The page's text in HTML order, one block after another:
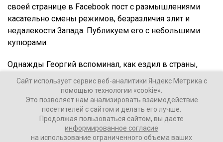
своей странице в Facebook пост с размышлениями
касательно смены режимов, безразличия элит и
недалекости Запада. Публикуем его с небольшими
купюрами:
Однажды Георгий вспоминал, как ездил в страны,
находящиеся под жёсткими санкциями Запада. Вот ему
прямо забавно, что такие санкции вводятся с
формулировкой «смены режима». Как скоро
выясняется, режим хуже не живёт. Его лидеры в чём-
либо проблем не испытывают и покупают предметы
роскоши или деликатесы контрабандой, какСаддам
Сайт использует сервис веб-аналитики Яндекс Метрика с
помощью технологии «cookie».
Это позволяет нам анализировать взаимодействие
посетителей с сайтом и делать его лучше.
Продолжая пользоваться сайтом, вы даёте
информированное согласие
на использование ограниченного объема ваших